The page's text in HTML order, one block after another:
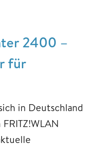
2400 –
für
in Deutschland